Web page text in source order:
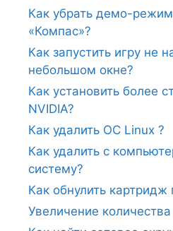
Как убрать демо-
«Компас»?
Как запустить игру не
небольшом окне?
Как установить более
NVIDIA?
Как удалить ОС Linux ?
Как удалить с
систему?
Как обнулить картридж
Увеличение